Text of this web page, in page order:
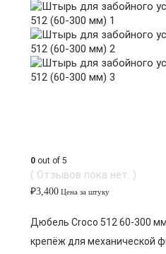
0 out of 5
( Отзывов пока нет. )
₽3,400 Цена за штуку
Дюбель Croco 512 60-300
крепёж для механической